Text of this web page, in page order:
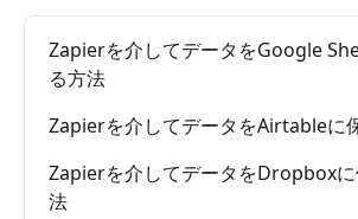
Zapierを介してデータをGoogle
る方法
Zapierを介してデータをAirtableに
Zapierを介してデータをDropbox
法